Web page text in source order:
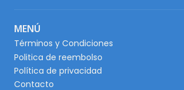
MENÚ
Términos y Condiciones
Politica de reembolso
Política de privacidad
Contacto